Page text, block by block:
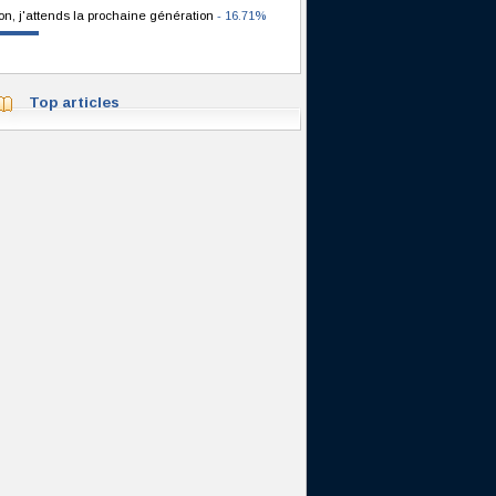
j'attends la prochaine génération - 16.71%
Top articles